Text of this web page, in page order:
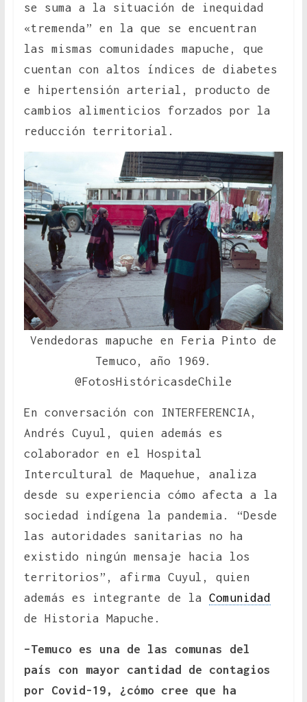
se suma a la situación de inequidad
«tremenda” en la que se encuentran
las mismas comunidades mapuche, que
cuentan con altos índices de diabetes
e hipertensión arterial, producto de
cambios alimenticios forzados por la
reducción territorial.
Vendedoras mapuche en Feria Pinto de
Temuco, año 1969.
@FotosHistóricasdeChile
En conversación con INTERFERENCIA,
Andrés Cuyul, quien además es
colaborador en el Hospital
Intercultural de Maquehue, analiza
desde su experiencia cómo afecta a la
sociedad indígena la pandemia. “Desde
las autoridades sanitarias no ha
existido ningún mensaje hacia los
territorios”, afirma Cuyul, quien
además es integrante de la Comunidad
de Historia Mapuche.
–Temuco es una de las comunas del
país con mayor cantidad de contagios
por Covid-19, ¿cómo cree que ha